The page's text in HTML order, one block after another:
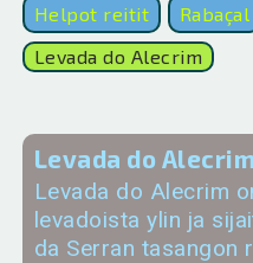
Helpot reitit
Rabaçal
Levada do Alecrim
Levada do Alecrim
Levada do Alecrim
levadoista ylin ja
da Serran tasangon